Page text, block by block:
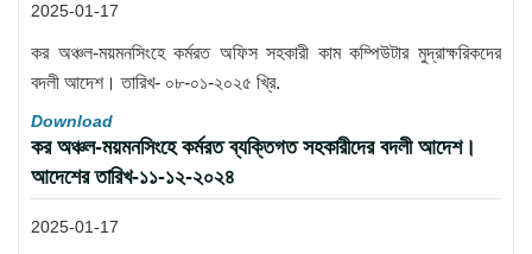
2025-01-17
কর অঞ্চল-ময়মনসিংহে কর্মরত অফিস সহকারী কাম কম্পিউটার মুদ্রাক্ষরিকদের
বদলী আদেশ। তারিখ- ০৮-০১-২০২৫ খ্রি.
Download
কর অঞ্চল-ময়মনসিংহে কর্মরত ব্যক্তিগত সহকারীদের বদলী আদেশ।
আদেশের তারিখ-১১-১২-২০২৪
2025-01-17